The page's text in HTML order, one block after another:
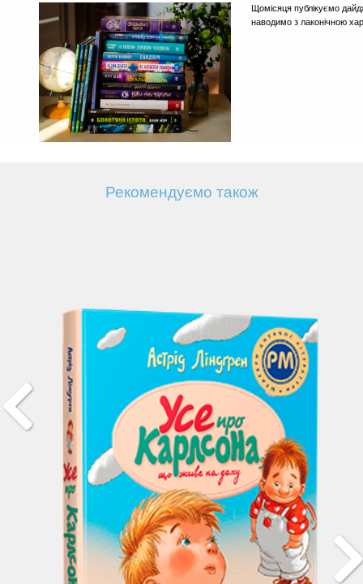
Щомісяця публікуємо
наводимо з лаконічною
Рекомендуємо також